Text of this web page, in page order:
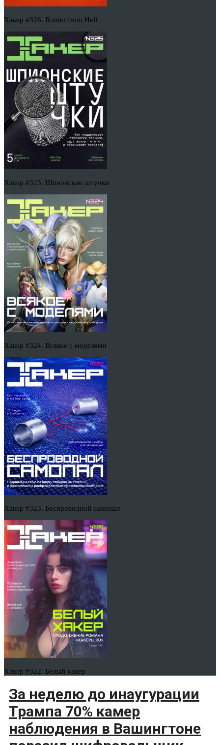
Хакер #326. Router from Hell
Хакер #325. Шпионские штучки
Хакер #324. Всякое с моделями
Хакер #323. Беспроводной самопал
Хакер #322. Белый хакер
За неделю до инаугурации
Трампа 70% камер
наблюдения в Вашингтоне